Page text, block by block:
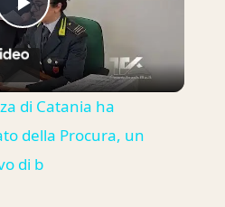
Play
Video
di Catania ha
della Procura, un
di b